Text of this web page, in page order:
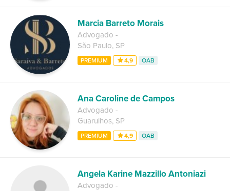
Marcia Barreto Morais
Advogado -
São Paulo, SP
PREMIUM 4,9 OAB
Ana Caroline de Campos
Advogado -
Guarulhos, SP
PREMIUM 4,9 OAB
Angela Karine Mazzillo Antoniazi
Advogado -